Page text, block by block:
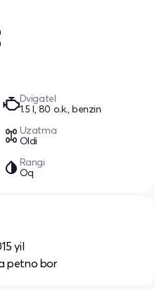
Dvigatel
1.5 l, 80 o.k., benzin
Uzatma
Oldi
Rangi
Oq
yil
petno bor